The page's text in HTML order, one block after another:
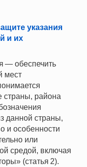
указания
и их
— обеспечить
мест
страны, района
данной страны,
и особенности
или
средой, включая
(статья 2).